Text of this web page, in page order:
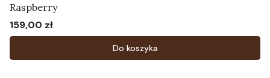
Raspberry
Cena
159,00 zł
Do koszyka